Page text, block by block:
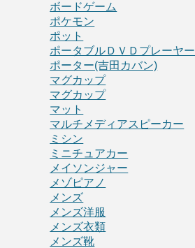
ボードゲーム
ポケモン
ポット
ポータブルＤＶＤプレーヤー
ポーター(吉田カバン)
マグカップ
マグカップ
マット
マルチメディアスピーカー
ミシン
ミニチュアカー
メイソンジャー
メゾピアノ
メンズ
メンズ洋服
メンズ衣類
メンズ靴